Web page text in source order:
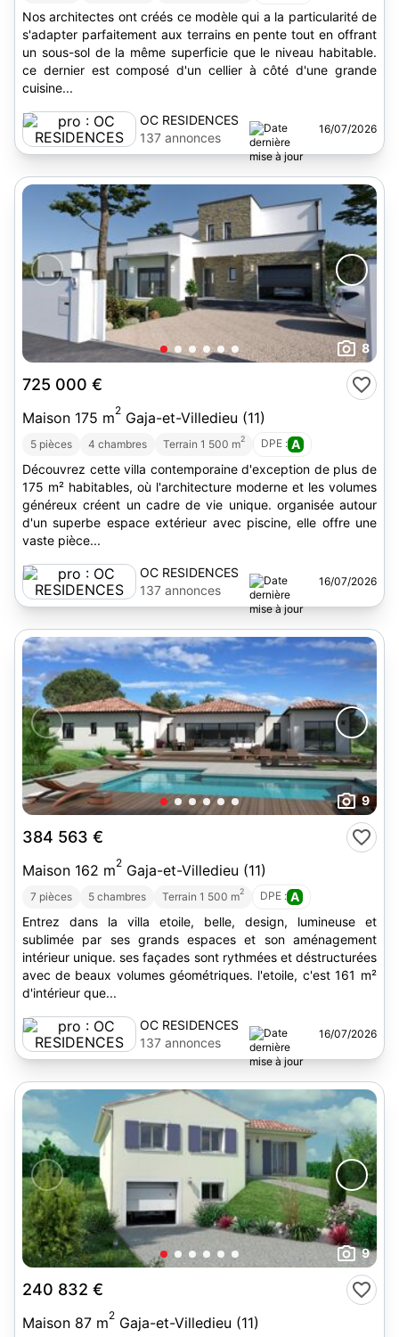
Nos architectes ont créés ce modèle qui a la particularité de
s'adapter parfaitement aux terrains en pente tout en offrant
un sous-sol de la même superficie que le niveau habitable.
ce dernier est composé d'un cellier à côté d'une grande
cuisine...
OC RESIDENCES
137 annonces
16/07/2026
8
725 000 €
Maison 175 m2 Gaja-et-Villedieu (11)
5 pièces 4 chambres Terrain 1 500 m2 DPE : A
Découvrez cette villa contemporaine d'exception de plus de
175 m² habitables, où l'architecture moderne et les volumes
généreux créent un cadre de vie unique. organisée autour
d'un superbe espace extérieur avec piscine, elle offre une
vaste pièce...
OC RESIDENCES
137 annonces
16/07/2026
9
384 563 €
Maison 162 m2 Gaja-et-Villedieu (11)
7 pièces 5 chambres Terrain 1 500 m2 DPE : A
Entrez dans la villa etoile, belle, design, lumineuse et
sublimée par ses grands espaces et son aménagement
intérieur unique. ses façades sont rythmées et déstructurées
avec de beaux volumes géométriques. l'etoile, c'est 161 m²
d'intérieur que...
OC RESIDENCES
137 annonces
16/07/2026
9
240 832 €
Maison 87 m2 Gaja-et-Villedieu (11)